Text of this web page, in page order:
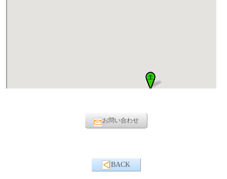
お問い合わせ
BACK